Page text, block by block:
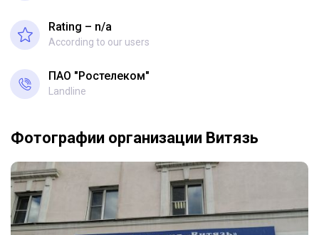
Rating – n/a
According to our users
ПАО "Ростелеком"
Landline
Фотографии организации Витязь